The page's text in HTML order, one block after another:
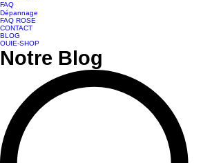
FAQ
Dépannage
FAQ ROSE
CONTACT
BLOG
OUIE-SHOP
Notre Blog